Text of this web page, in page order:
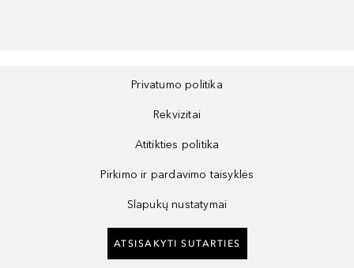
Privatumo politika
Rekvizitai
Atitikties politika
Pirkimo ir pardavimo taisyklės
Slapukų nustatymai
ATSISAKYTI SUTARTIES